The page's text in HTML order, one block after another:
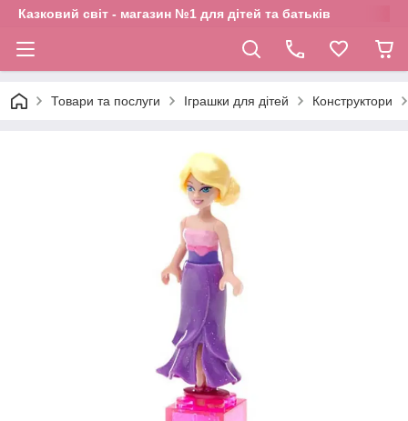
Казковий світ - магазин №1 для дітей та батьків
Товари та послуги Іграшки для дітей Конструктори